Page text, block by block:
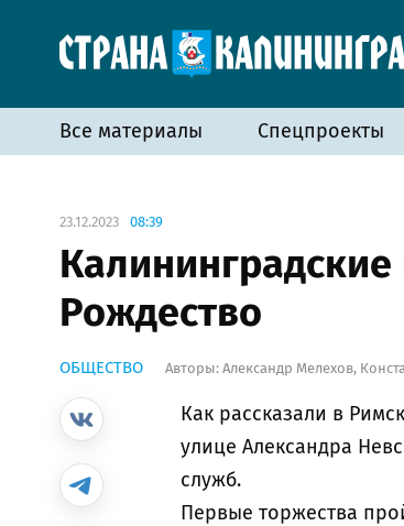
Все материалы Спецпроекты
23.12.2023 08:39
Калининградские
Рождество
ОБЩЕСТВО Авторы: Александр Мелехов,
Как рассказали в
улице Александра
служб.
Первые торжества